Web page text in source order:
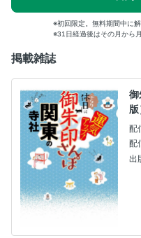
初回限定。無料期間中に
31日経過後はその月から
掲載雑誌
版
配
配
出